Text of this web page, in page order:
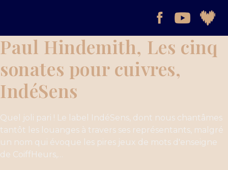
Paul Hindemith, Les cinq
sonates pour cuivres,
IndéSens
Quel joli pari ! Le label IndéSens, dont nous chantâmes
tantôt les louanges à travers ses représentants, malgré
un nom qui évoque les pires jeux de mots d'enseigne
de CoiffHeurs,…